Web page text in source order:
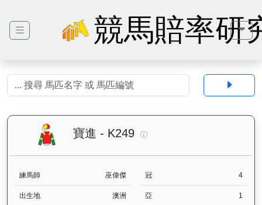
競馬賠率研
寶進 - K249
練馬師 巫偉傑 冠 4
出生地 澳洲 亞 1